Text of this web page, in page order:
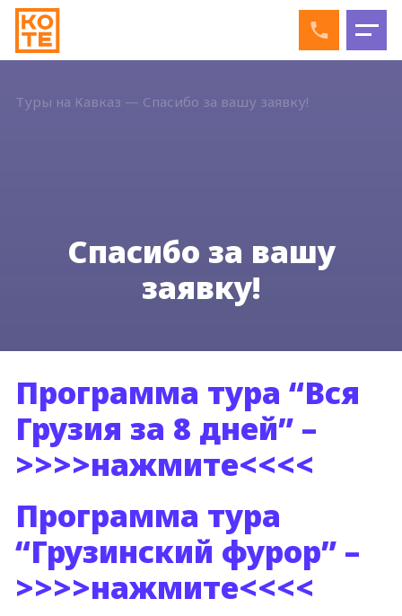
Туры на Кавказ — Спасибо за вашу заявку!
Спасибо за вашу
заявку!
Программа тура “Вся
Грузия за 8 дней” –
>>>>нажмите<<<<
Программа тура
“Грузинский фурор” –
>>>>нажмите<<<<